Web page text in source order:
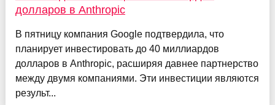
долларов в Anthropic
В пятницу компания Google подтвердила, что
планирует инвестировать до 40 миллиардов
долларов в Anthropic, расширяя давнее партнерство
между двумя компаниями. Эти инвестиции являются
результ...